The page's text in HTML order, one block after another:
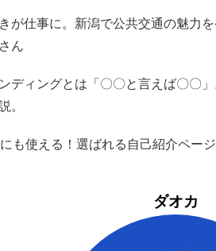
が仕事に。新潟で公共交通の魅力
ん
ディングとは「〇〇と言えば〇〇
。
も使える！選ばれる自己紹介ペー
ダオカ